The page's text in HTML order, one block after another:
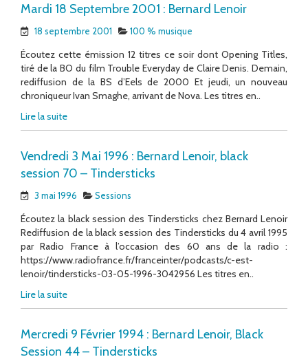
Mardi 18 Septembre 2001 : Bernard Lenoir
18 septembre 2001 100 % musique
Écoutez cette émission 12 titres ce soir dont Opening Titles,
tiré de la BO du film Trouble Everyday de Claire Denis. Demain,
rediffusion de la BS d’Eels de 2000 Et jeudi, un nouveau
chroniqueur Ivan Smaghe, arrivant de Nova. Les titres en..
Lire la suite
Vendredi 3 Mai 1996 : Bernard Lenoir, black
session 70 – Tindersticks
3 mai 1996 Sessions
Écoutez la black session des Tindersticks chez Bernard Lenoir
Rediffusion de la black session des Tindersticks du 4 avril 1995
par Radio France à l’occasion des 60 ans de la radio :
https://www.radiofrance.fr/franceinter/podcasts/c-est-
lenoir/tindersticks-03-05-1996-3042956 Les titres en..
Lire la suite
Mercredi 9 Février 1994 : Bernard Lenoir, Black
Session 44 – Tindersticks